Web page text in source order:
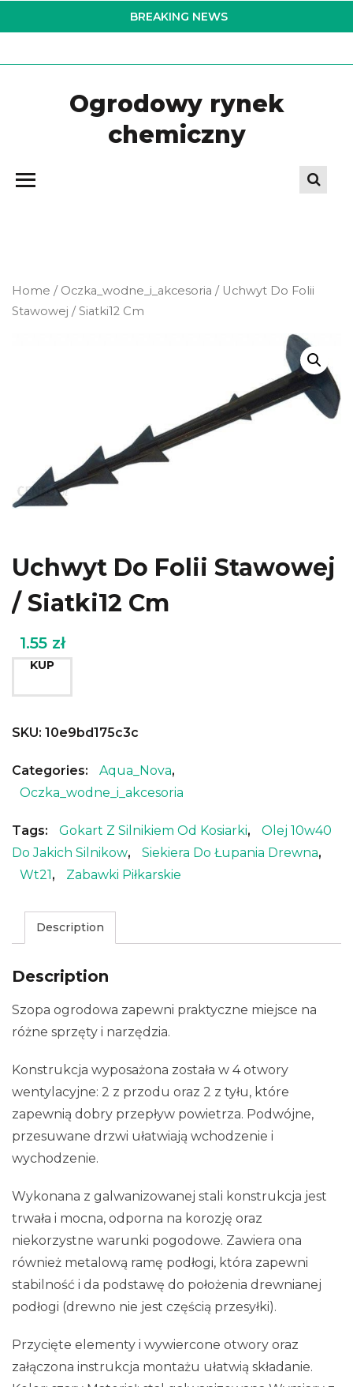
to
BREAKING NEWS
Ogrodowy rynek
chemiczny
Home / Oczka_wodne_i_akcesoria / Uchwyt Do Folii
Stawowej / Siatki12 Cm
Uchwyt Do Folii Stawowej
/ Siatki12 Cm
1.55 zł
KUP
SKU: 10e9bd175c3c
Categories: Aqua_Nova,
Oczka_wodne_i_akcesoria
Tags: Gokart Z Silnikiem Od Kosiarki,
Olej 10w40
Do Jakich Silnikow, Siekiera Do Łupania Drewna,
Wt21 , Zabawki Piłkarskie
Description
Description
Szopa ogrodowa zapewni praktyczne miejsce na
różne sprzęty i narzędzia.
Konstrukcja wyposażona została w 4 otwory
wentylacyjne: 2 z przodu oraz 2 z tyłu, które
zapewnią dobry przepływ powietrza. Podwójne,
przesuwane drzwi ułatwiają wchodzenie i
wychodzenie.
Wykonana z galwanizowanej stali konstrukcja jest
trwała i mocna, odporna na korozję oraz
niekorzystne warunki pogodowe. Zawiera ona
również metalową ramę podłogi, która zapewni
stabilność i da podstawę do położenia drewnianej
podłogi (drewno nie jest częścią przesyłki).
Przycięte elementy i wywiercone otwory oraz
załączona instrukcja montażu ułatwią składanie.